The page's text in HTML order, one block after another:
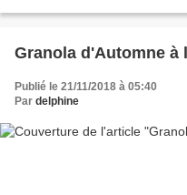
Publié le 21/11/2018 à 05:40
Par delphine